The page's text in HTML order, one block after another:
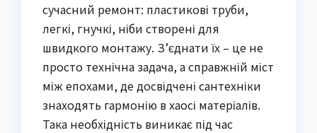
сучасний ремонт: пластикові труби,
легкі, гнучкі, ніби створені для
швидкого монтажу. З’єднати їх – це не
просто технічна задача, а справжній міст
між епохами, де досвідчені сантехніки
знаходять гармонію в хаосі матеріалів.
Така необхідність виникає під час